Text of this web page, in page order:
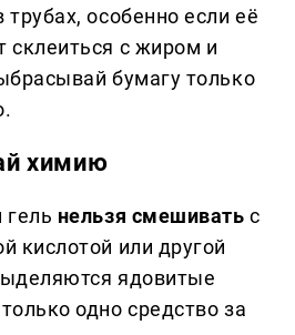
особенно если её
склеиться с жиром и
бумагу только
химию
нельзя смешивать с
кислотой или другой
ядовитые
одно средство за